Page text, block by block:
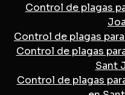
Control de plagas
Control de plagas
Control de plagas
Sant
Control de plagas